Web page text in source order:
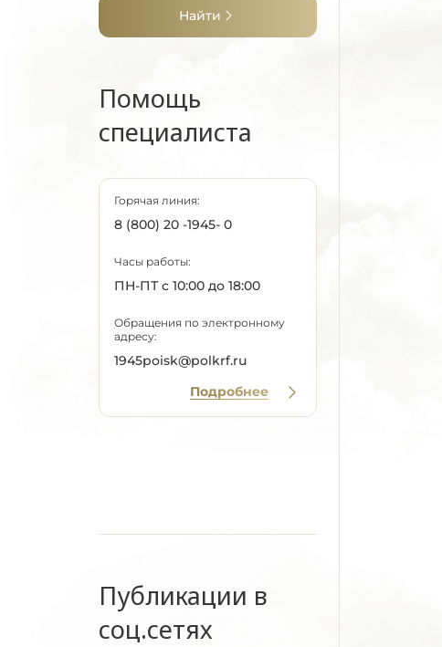
Найти
Помощь
специалиста
Горячая линия:
8 (800) 20 -1945- 0
Часы работы:
ПН-ПТ с 10:00 до 18:00
Обращения по электронному
адресу:
1945poisk@polkrf.ru
Подробнее
Публикации в
соц.сетях